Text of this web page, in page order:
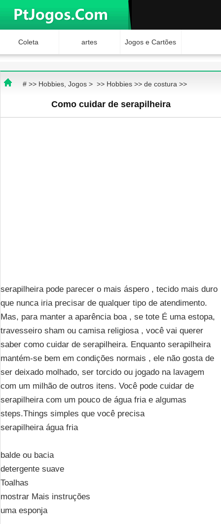
Coleta artes Jogos e Cartões
# >> Hobbies, Jogos> >> Hobbies>> de costura >>
Como cuidar de serapilheira
serapilheira pode parecer o mais áspero , tecido mais duro
que nunca iria precisar de qualquer tipo de atendimento.
Mas, para manter a aparência boa , se tote É uma estopa,
travesseiro sham ou camisa religiosa , você vai querer
saber como cuidar de serapilheira. Enquanto serapilheira
mantém-se bem em condições normais , ele não gosta de
ser deixado molhado, ser torcido ou jogado na lavagem
com um milhão de outros itens. Você pode cuidar de
serapilheira com um pouco de água fria e algumas
steps.Things simples que você precisa
serapilheira água fria
balde ou bacia
detergente suave
Toalhas
mostrar Mais instruções
uma esponja